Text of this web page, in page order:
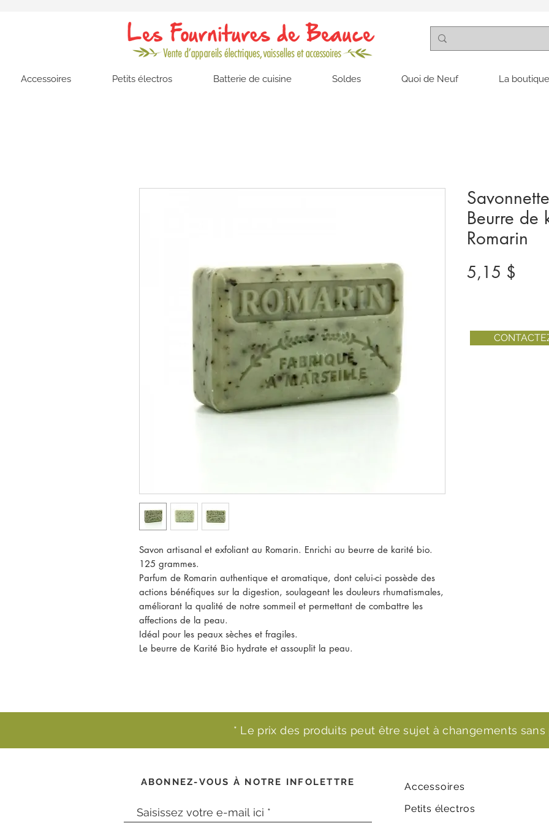
Accessoires Petits électros Batterie de cuisine Soldes Quoi de Neuf La
Savon artisanal et exfoliant au Romarin. Enrichi au beurre de karité bio.
125 grammes.
Parfum de Romarin authentique et aromatique, dont celui-ci possède des
actions bénéfiques sur la digestion, soulageant les douleurs rhumatismales,
améliorant la qualité de notre sommeil et permettant de combattre les
affections de la peau.
Idéal pour les peaux sèches et fragiles.
Le beurre de Karité Bio hydrate et assouplit la peau.
Beurre de
Romarin
5,15 $
* Le prix des produits peut être sujet à changements sans
ABONNEZ-VOUS À NOTRE INFOLETTRE
Accessoires
Petits électros